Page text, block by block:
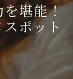
を堪能！
ポット